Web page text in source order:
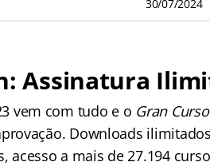
30/07/2024
Assinatura
vem com tudo e o Gran
Downloads
acesso a mais de 27.194